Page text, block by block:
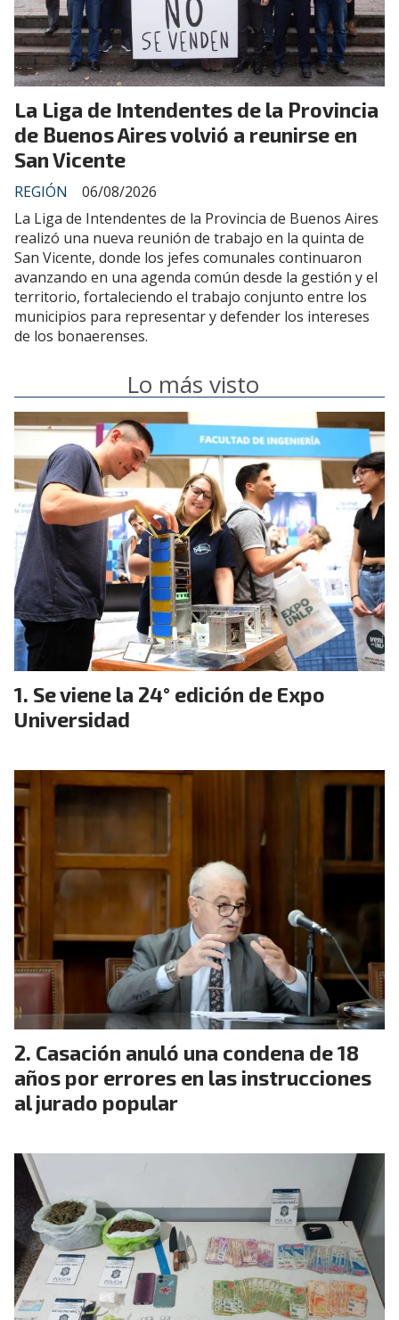
La Liga de Intendentes de la Provincia
de Buenos Aires volvió a reunirse en
San Vicente
REGIÓN
06/08/2026
La Liga de Intendentes de la Provincia de Buenos Aires
realizó una nueva reunión de trabajo en la quinta de
San Vicente, donde los jefes comunales continuaron
avanzando en una agenda común desde la gestión y el
territorio, fortaleciendo el trabajo conjunto entre los
municipios para representar y defender los intereses
de los bonaerenses.
Lo más visto
Se viene la 24° edición de Expo
Universidad
Casación anuló una condena de 18
años por errores en las instrucciones
al jurado popular